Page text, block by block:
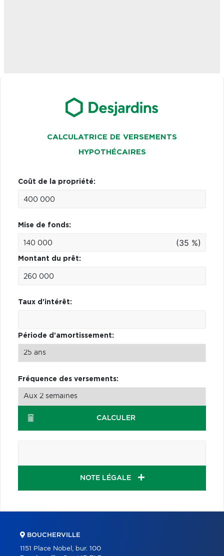
CALCULATRICE DE VERSEMENTS
HYPOTHÉCAIRES
Coût de la propriété:
Mise de fonds:
(35 %)
Montant du prêt:
Taux d'intérêt:
Période d'amortissement:
Fréquence des versements:
CALCULER
NOTE LÉGALE
BOUCHERVILLE
1151 Place Nobel, bur. 100